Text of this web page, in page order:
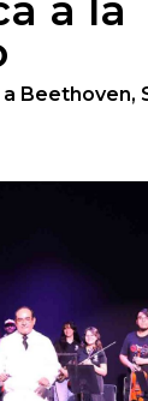
Beethoven,